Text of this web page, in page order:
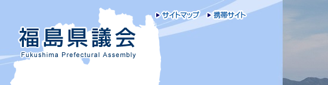
福島県議会
サイトマップ携帯サイト